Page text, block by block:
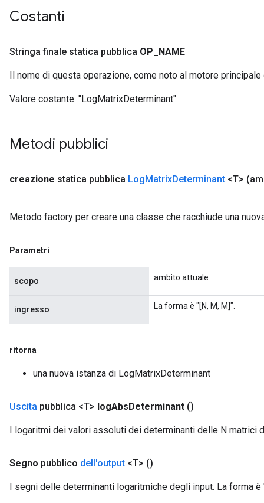
Costanti
Stringa finale statica pubblica OP NAME
Il nome di questa operazione, come noto al motore
Valore costante: "LogMatrixDeterminant"
Metodi pubblici
creazione statica pubblica LogMatrixDeterminant <T>
Metodo factory per creare una classe che racchiude una
Parametri
scopo ambito attuale
ingresso La forma è "[N, M, M]".
ritorna
una nuova istanza di LogMatrixDeterminant
Uscita pubblica <T> logAbsDeterminant ()
I logaritmi dei valori assoluti dei determinanti delle N matrici
Segno pubblico dell'output <T> ()
I segni delle determinanti logaritmiche degli input. La forma è